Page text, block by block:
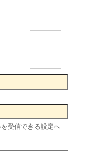
受信できる設定へ